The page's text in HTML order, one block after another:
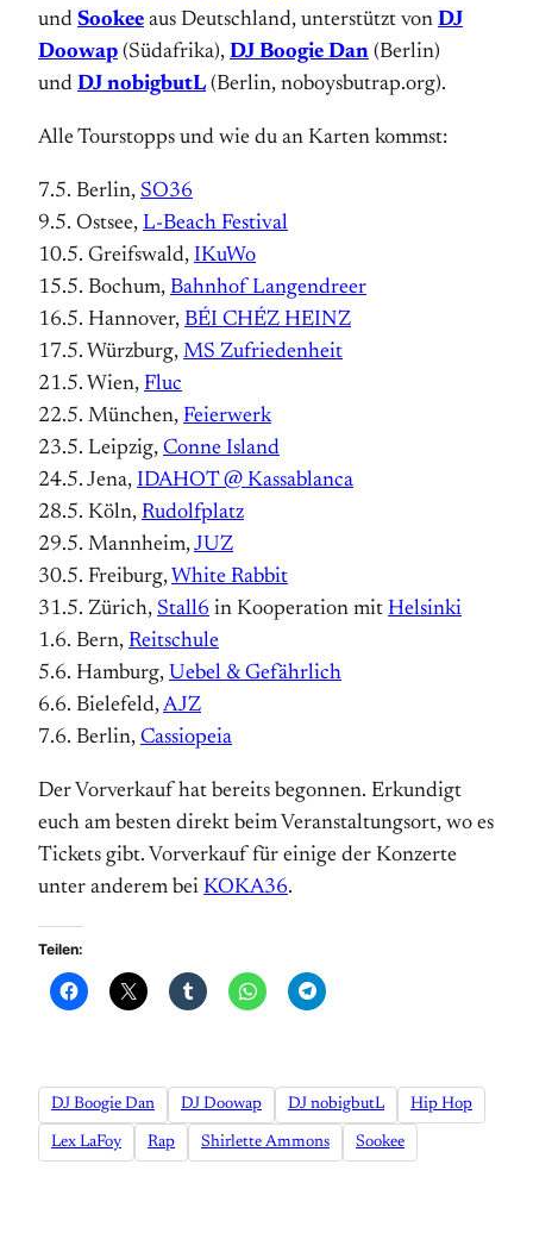
und Sookee aus Deutschland, unterstützt von DJ
Doowap (Südafrika), DJ Boogie Dan (Berlin)
und DJ nobigbutL(Berlin, noboysbutrap.org).
Alle Tourstopps und wie du an Karten kommst:
7.5. Berlin, SO36
9.5. Ostsee, L-Beach Festival
10.5. Greifswald, IKuWo
15.5. Bochum, Bahnhof Langendreer
16.5. Hannover, BÉI CHÉZ HEINZ
17.5. Würzburg, MS Zufriedenheit
21.5. Wien, Fluc
22.5. München, Feierwerk
23.5. Leipzig, Conne Island
24.5. Jena, IDAHOT @ Kassablanca
28.5. Köln, Rudolfplatz
29.5. Mannheim,JUZ
30.5. Freiburg, White Rabbit
31.5. Zürich, Stall6 in Kooperation mit Helsinki
1.6. Bern, Reitschule
5.6. Hamburg, Uebel & Gefährlich
6.6. Bielefeld,AJZ
7.6. Berlin, Cassiopeia
Der Vorverkauf hat bereits begonnen. Erkundigt
euch am besten direkt beim Veranstaltungsort, wo es
Tickets gibt. Vorverkauf für einige der Konzerte
unter anderem bei KOKA36.
Teilen:
DJ Boogie Dan DJ Doowap DJ nobigbutL Hip Hop
Lex LaFoy Rap Shirlette Ammons Sookee